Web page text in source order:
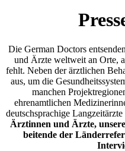
Die German Doctors
und Ärzte weltweit an Orte,
fehlt. Neben der ärztlichen
aus, um die
manchen
ehrenamtlichen
deutsch­sprachige
Ärztinnen und Ärzte,
beitende der